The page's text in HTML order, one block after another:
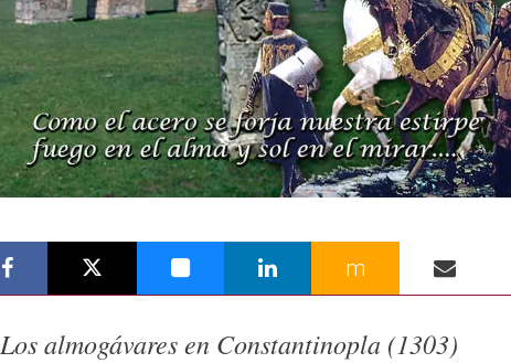
m
Los almogávares en Constantinopla (1303)